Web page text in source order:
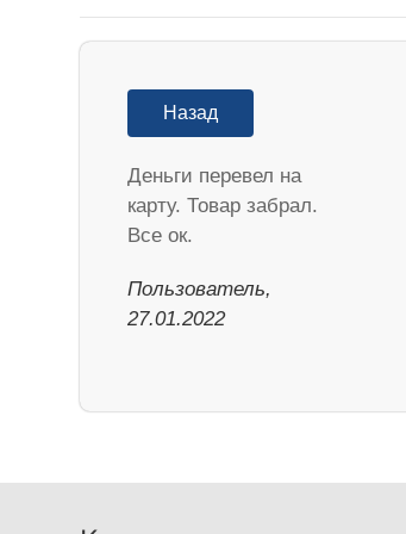
Назад
Деньги перевел на
карту. Товар забрал.
Все ок.
Пользователь,
27.01.2022